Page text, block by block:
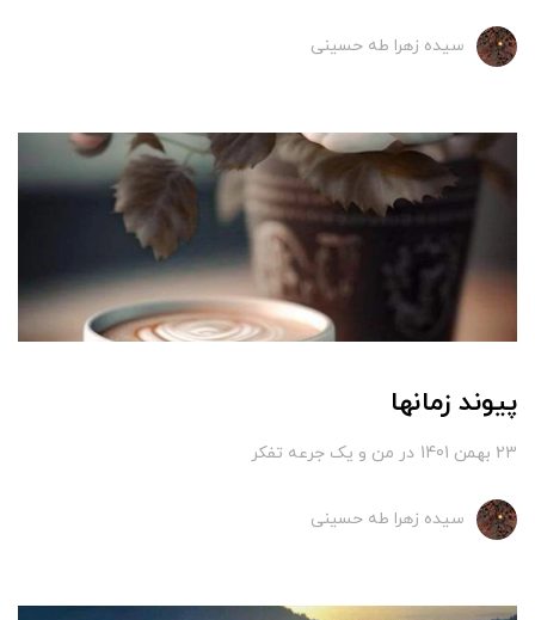
سیده زهرا طه حسینی
پیوند زمانها
23 بهمن 1401 در من و یک جرعه تفکر
سیده زهرا طه حسینی